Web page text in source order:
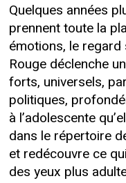
Quelques années
prennent toute la
émotions, le
Rouge déclenche
forts, universels,
politiques,
à l’adolescente
dans le répertoire
et redécouvre ce
des yeux plus